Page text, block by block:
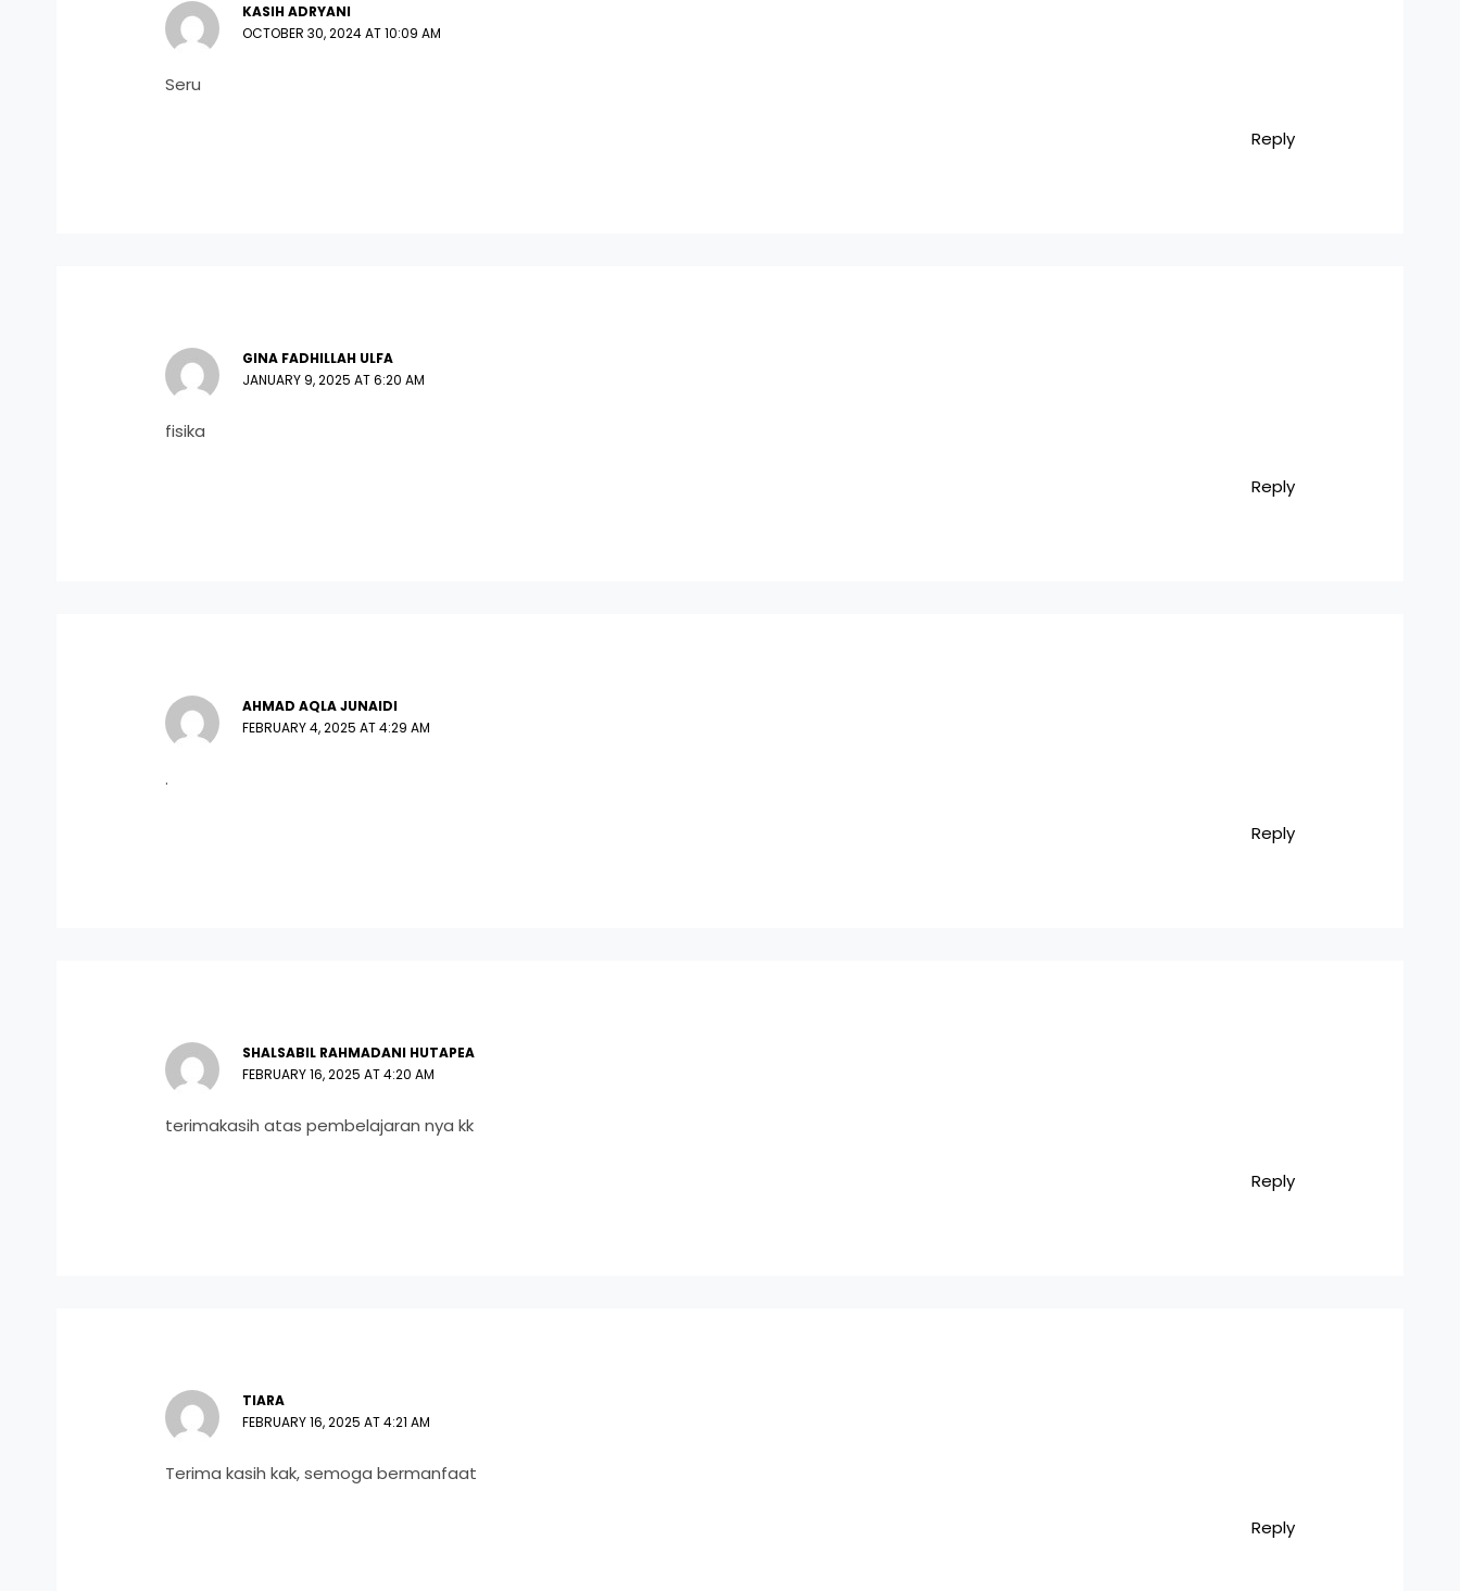
KASIH ADRYANI
OCTOBER 30, 2024 AT 10:09 AM
Seru
Reply
GINA FADHILLAH ULFA
JANUARY 9, 2025 AT 6:20 AM
fisika
Reply
AHMAD AQLA JUNAIDI
FEBRUARY 4, 2025 AT 4:29 AM
.
Reply
SHALSABIL RAHMADANI HUTAPEA
FEBRUARY 16, 2025 AT 4:20 AM
terimakasih atas pembelajaran nya kk
Reply
TIARA
FEBRUARY 16, 2025 AT 4:21 AM
Terima kasih kak, semoga bermanfaat
Reply